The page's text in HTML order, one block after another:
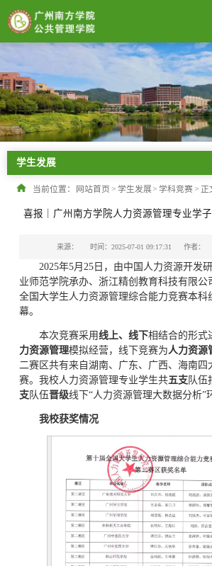
学生发展
当前位置： 网站首页 > 学生发展> 学科竞赛> 正
喜报｜广州南方学院人力资源管理专业学子
来源： 时间：2025-07-01 09:17:31 作者：
2025年5月25日，由中国人力资源开发
业师范学院承办、浙江精创教育科技有限公
全国大学生人力资源管理综合能力竞赛本科
幕。
本次竞赛采用线上、线下相结合的形式
力资源管理模拟经营，线下竞赛为人力资源
二赛区共有来自湖南、广东、广西、海南四
赛。我校人力资源管理专业学生共五支 队伍
支 队伍晋级线下“人力资源管理大数据分析”
我校获奖情况